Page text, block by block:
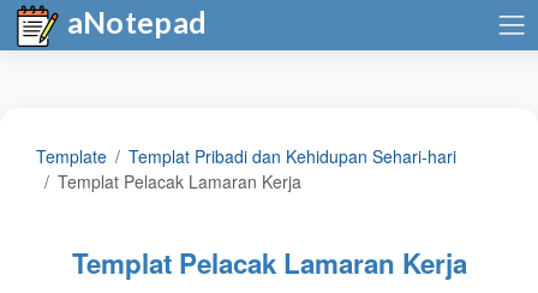
aNotepad
Template
Templat Pribadi dan Kehidupan Sehari-hari
Templat Pelacak Lamaran Kerja
Templat Pelacak Lamaran Kerja